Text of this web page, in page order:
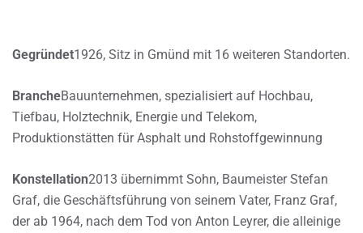
Gegründet1926, Sitz in Gmünd mit 16 weiteren Standorten.
BrancheBauunternehmen, spezialisiert auf Hochbau,
Tiefbau, Holztechnik, Energie und Telekom,
Produktionstätten für Asphalt und Rohstoffgewinnung
Konstellation2013 übernimmt Sohn, Baumeister Stefan
Graf, die Geschäftsführung von seinem Vater, Franz Graf,
der ab 1964, nach dem Tod von Anton Leyrer, die alleinige